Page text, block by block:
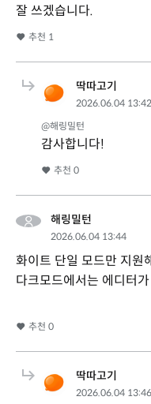
잘 쓰겠습니다.
추천 1
딱따고기
2026.06.04 13:42
@해링밀턴
감사합니다!
추천 0
해링밀턴
2026.06.04 13:44
화이트 단일 모드만 지원
다크모드에서는 에디터
추천 0
딱따고기
2026.06.04 13:46